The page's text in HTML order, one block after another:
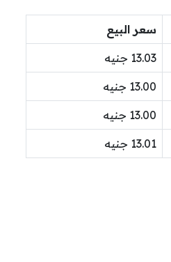
سعر البيع
13.03 جنيه
13.00 جنيه
13.00 جنيه
13.01 جنيه